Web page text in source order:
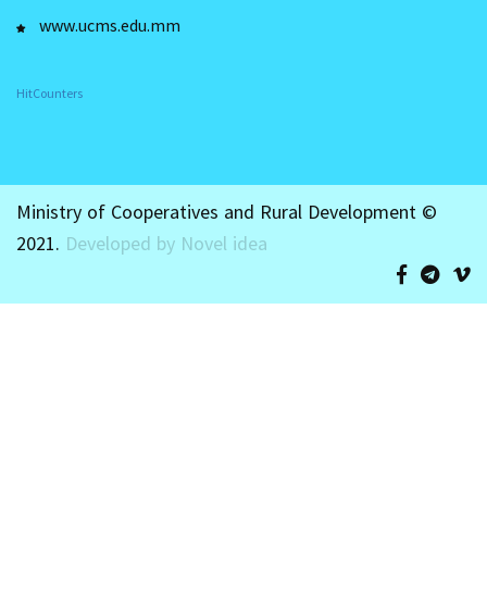
www.ucms.edu.mm
HitCounters
Ministry of Cooperatives and Rural Development ©
2021. Developed by Novel idea